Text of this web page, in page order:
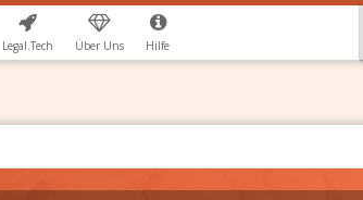
Legal.Tech Über Uns Hilfe